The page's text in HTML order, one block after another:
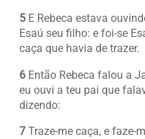
5 E Rebeca estava
Esaú seu filho: e foi-se
caça que havia de trazer.
6 Então Rebeca falou a
eu ouvi a teu pai que
dizendo:
7 Traze-me caça, e faze-